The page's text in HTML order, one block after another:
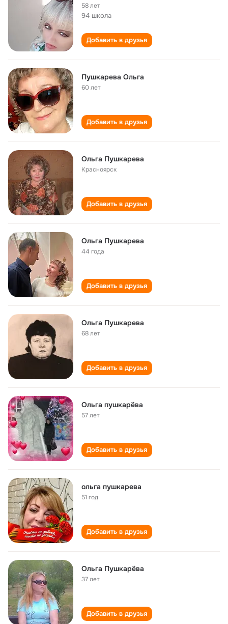
58 лет
94 школа
Добавить в друзья
Пушкарева Ольга
60 лет
Добавить в друзья
Ольга Пушкарева
Красноярск
Добавить в друзья
Ольга Пушкарева
44 года
Добавить в друзья
Ольга Пушкарева
68 лет
Добавить в друзья
Ольга пушкарёва
57 лет
Добавить в друзья
ольга пушкарева
51 год
Добавить в друзья
Ольга Пушкарёва
37 лет
Добавить в друзья